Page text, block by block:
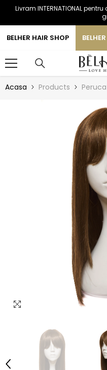
SARI LA CONTINUT
Livram INTERNATIONAL
BELHER HAIR SHOP
Acasa Products